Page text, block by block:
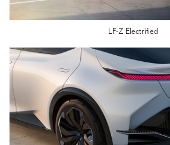
LF-Z Electrified